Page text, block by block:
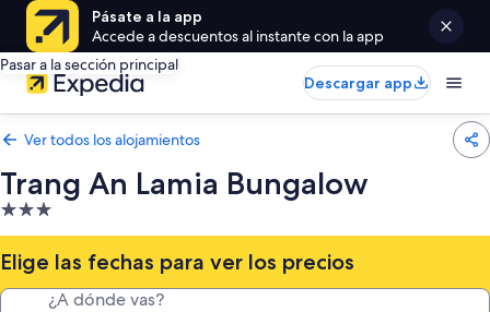
Pásate a la app
Accede a descuentos al instante con la app
Pasar a la sección principal
Descargar app
Ver todos los alojamientos
Trang An Lamia Bungalow
Alojamiento
de
3.0 estrellas
Elige las fechas para ver los precios
¿A dónde vas?